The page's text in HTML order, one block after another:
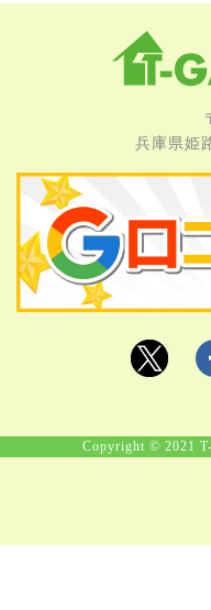
兵庫県姫
Copyright © 2021